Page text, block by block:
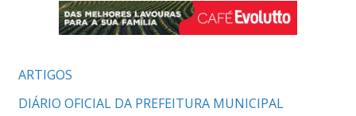
ARTIGOS
DIÁRIO OFICIAL DA PREFEITURA MUNICIPAL